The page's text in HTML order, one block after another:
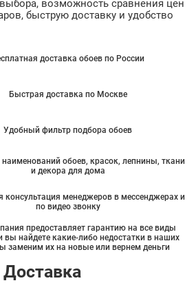
возможность сравнения цен
быструю доставку и удобство
доставка обоев по России
Быстрая доставка по Москве
Удобный фильтр подбора обоев
наименований обоев, красок, лепнины, ткани
и декора для дома
консультация менеджеров в мессенджерах и
по видео звонку
предоставляет гарантию на все виды
вы найдете какие-либо недостатки в наших
заменим их на новые или вернем деньги
Доставка